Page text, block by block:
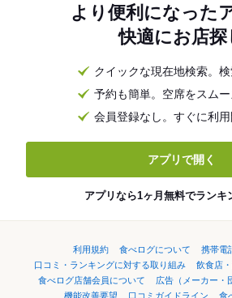
より便利になった
快適にお店探
クイックな現在地検索。
予約も簡単。空席をスム
会員登録なし。すぐに利
アプリで開く
アプリなら1ヶ月無料でランキ
利用規約 食べログについて
携帯電
口コミ・ランキングに対する取り組み
飲食店
食べログ店舗会員について
広告（メーカー・
機能改善要望
口コミガイドライン
食